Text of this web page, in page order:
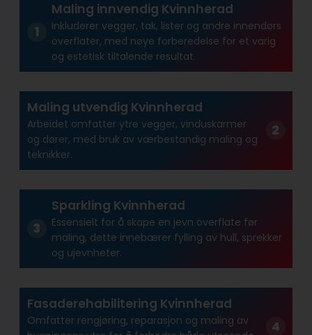
Maling innvendig Kvinnherad
Inkluderer vegger, tak, lister og andre innendørs
overflater, med nøye forberedelse for et varig
og estetisk tiltalende resultat.
Maling utvendig Kvinnherad
Arbeidet omfatter ytre vegger, vinduskarmer
og dører, med bruk av værbestandig maling og
teknikker.
Sparkling Kvinnherad
Essensielt for å skape en jevn overflate før
maling, dette innebærer fylling av hull, sprekker
og ujevnheter.
Fasaderehabilitering Kvinnherad
Omfatter rengjøring, reparasjon og maling av